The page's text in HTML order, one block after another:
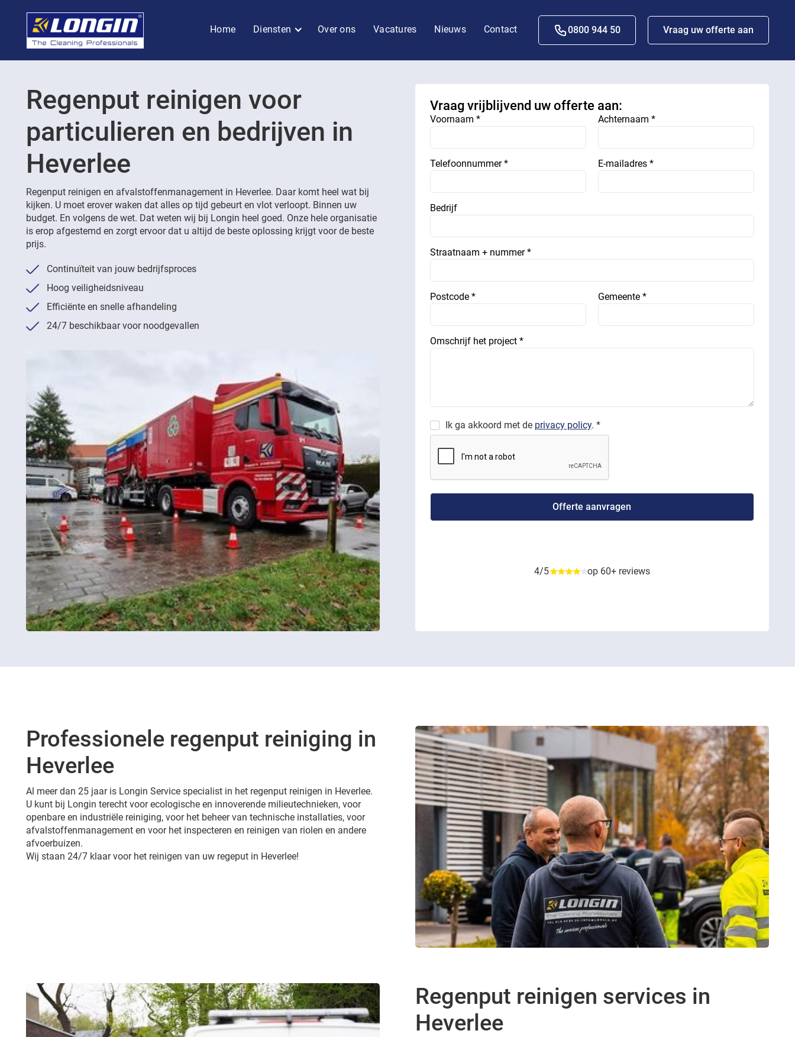
Home Diensten Over ons Vacatures Nieuws Contact 0800 944 50 Vraag uw offerte aan
Regenput reinigen voor
particulieren en bedrijven in
Heverlee
Regenput reinigen en afvalstoffenmanagement in Heverlee. Daar komt heel wat bij
kijken. U moet erover waken dat alles op tijd gebeurt en vlot verloopt. Binnen uw
budget. En volgens de wet. Dat weten wij bij Longin heel goed. Onze hele organisatie
is erop afgestemd en zorgt ervoor dat u altijd de beste oplossing krijgt voor de beste
prijs.
Continuïteit van jouw bedrijfsproces
Hoog veiligheidsniveau
Efficiënte en snelle afhandeling
24/7 beschikbaar voor noodgevallen
Vraag vrijblijvend uw offerte aan:
Voornaam * Achternaam *
Telefoonnummer * E-mailadres *
Bedrijf
Straatnaam + nummer *
Postcode * Gemeente *
Omschrijf het project *
Ik ga akkoord met de privacy policy. *
4/5 op 60+ reviews
Professionele regenput reiniging in
Heverlee
Al meer dan 25 jaar is Longin Service specialist in het regenput reinigen in Heverlee.
U kunt bij Longin terecht voor ecologische en innoverende milieutechnieken, voor
openbare en industriële reiniging, voor het beheer van technische installaties, voor
afvalstoffenmanagement en voor het inspecteren en reinigen van riolen en andere
afvoerbuizen.
Wij staan 24/7 klaar voor het reinigen van uw regeput in Heverlee!
Regenput reinigen services in
Heverlee